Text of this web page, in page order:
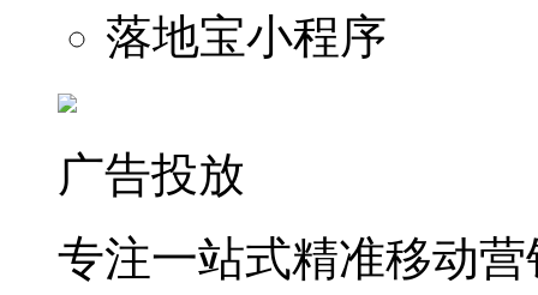
落地宝小程序
广告投放
专注一站式精准移动